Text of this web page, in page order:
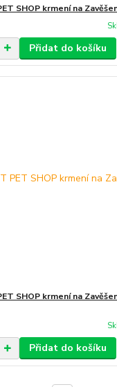
SHOP krmení na
Přidat do košíku
SHOP krmení na
Přidat do košíku